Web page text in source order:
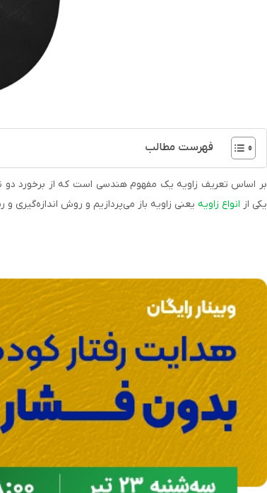
فهرست مطالب
بر اساس تعریف زاویه یک مفهوم هندسی است که از برخورد دو
یکی از انواع زاویه یعنی زاویه باز می‌پردازیم و روش